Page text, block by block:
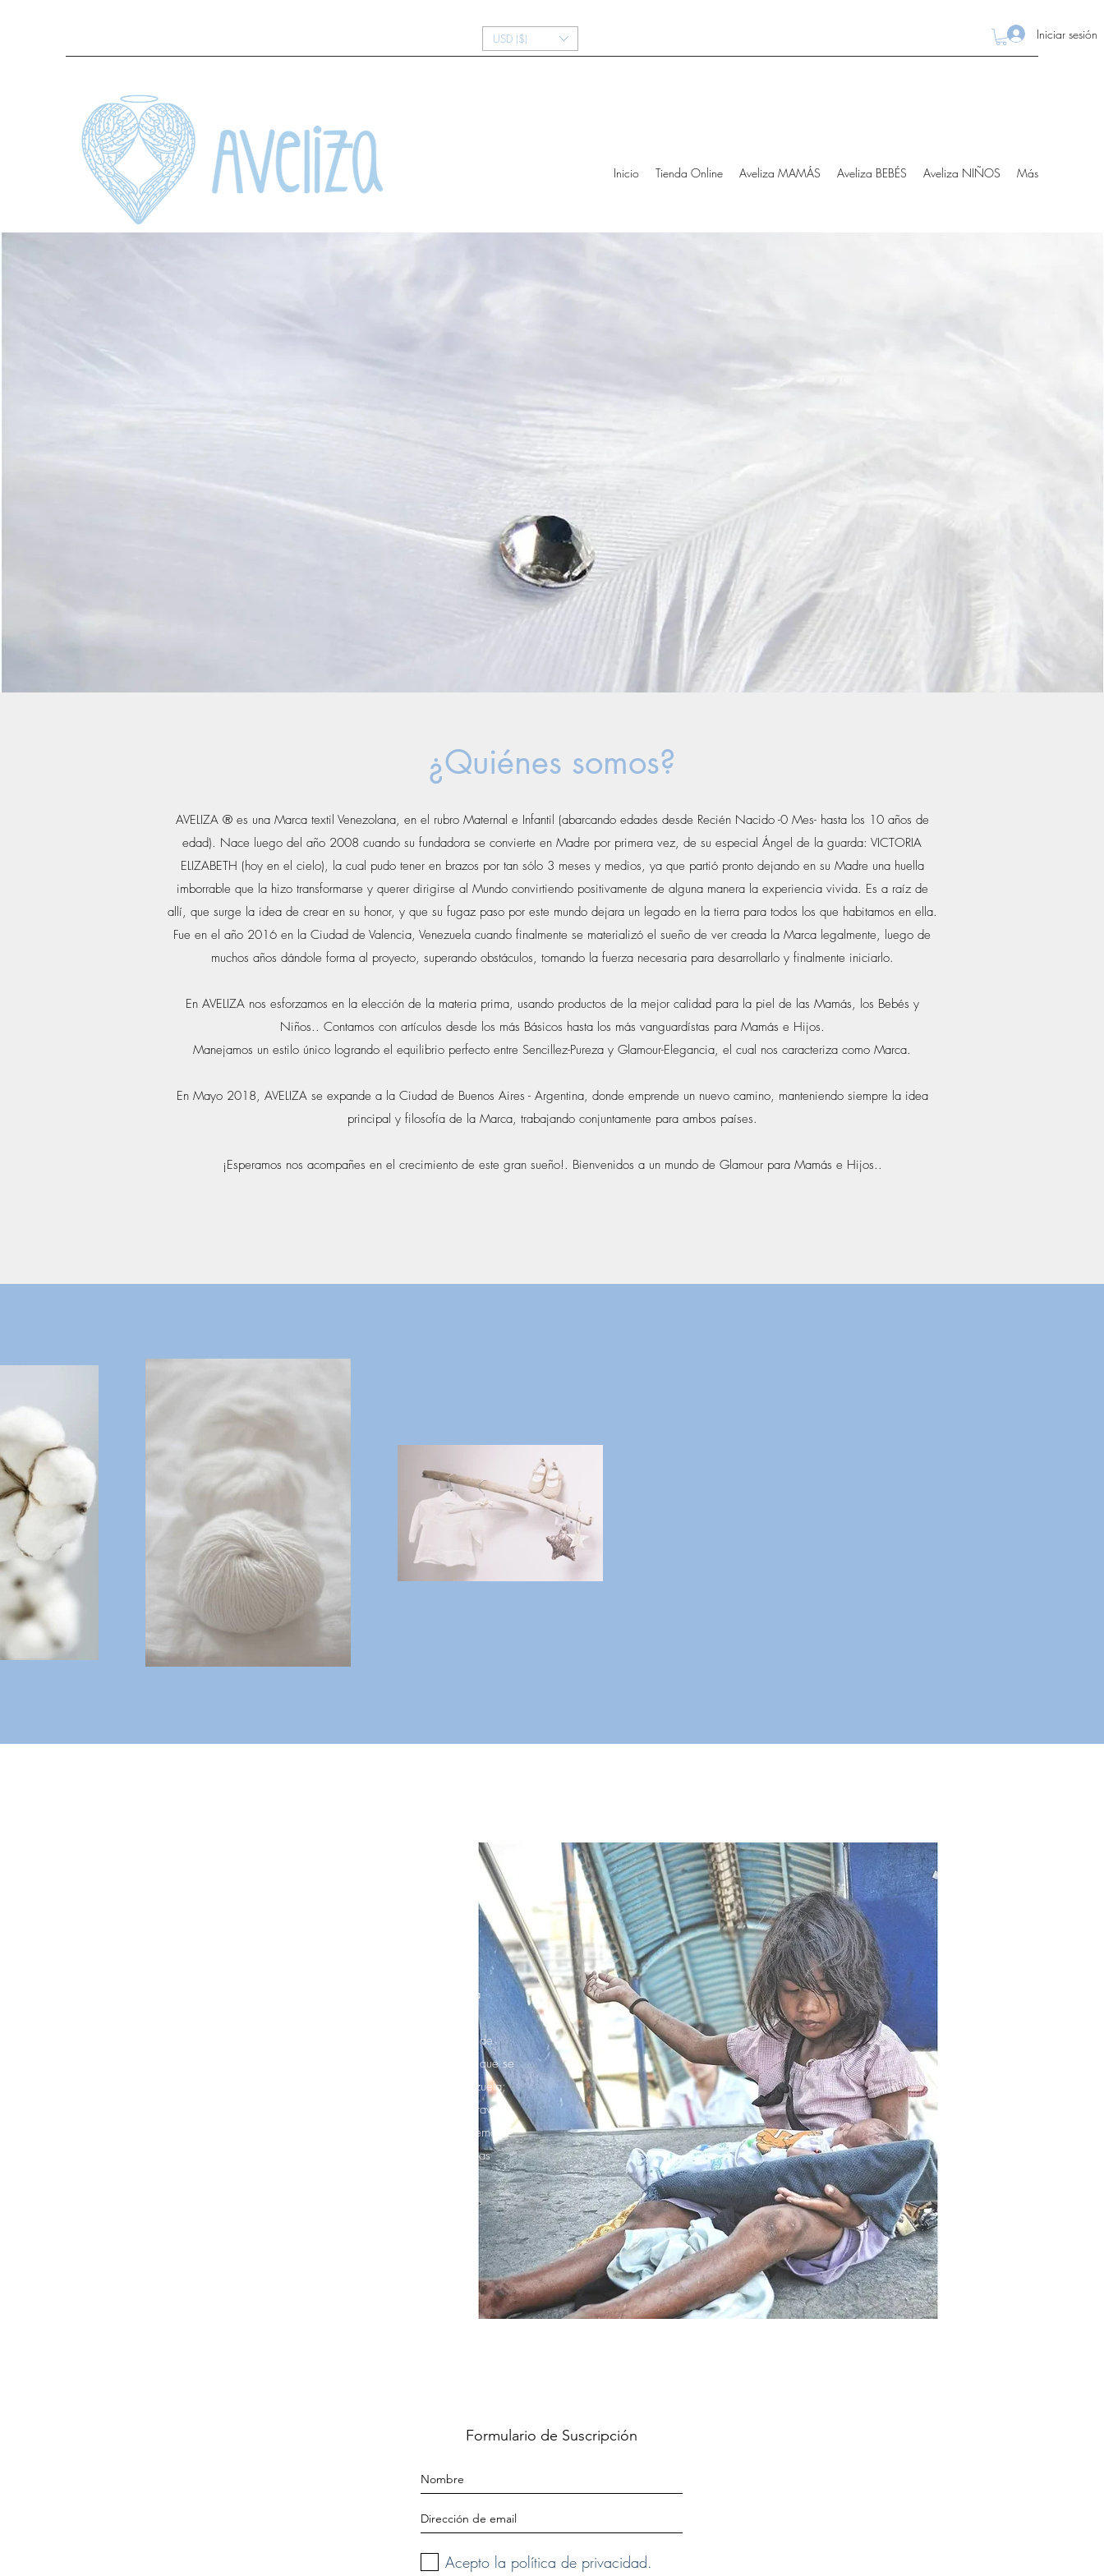
USD ($) Iniciar sesión
Inicio Tienda Online Aveliza MAMÁS Aveliza BEBÉS Aveliza NIÑOS Más
¿Quiénes somos?
AVELIZA ® es una Marca textil Venezolana, en el rubro Maternal e Infantil (abarcando edades desde Recién Nacido -0 Mes- hasta los 10 años de
edad). Nace luego del año 2008 cuando su fundadora se convierte en Madre por primera vez, de su especial Ángel de la guarda: VICTORIA
ELIZABETH (hoy en el cielo), la cual pudo tener en brazos por tan sólo 3 meses y medios, ya que partió pronto dejando en su Madre una huella
imborrable que la hizo transformarse y querer dirigirse al Mundo convirtiendo positivamente de alguna manera la experiencia vivida. Es a raíz de
allí, que surge la idea de crear en su honor, y que su fugaz paso por este mundo dejara un legado en la tierra para todos los que habitamos en ella.
Fue en el año 2016 en la Ciudad de Valencia, Venezuela cuando finalmente se materializó el sueño de ver creada la Marca legalmente, luego de
muchos años dándole forma al proyecto, superando obstáculos, tomando la fuerza necesaria para desarrollarlo y finalmente iniciarlo.
En AVELIZA nos esforzamos en la elección de la materia prima, usando productos de la mejor calidad para la piel de las Mamás, los Bebés y
Niños.. Contamos con artículos desde los más Básicos hasta los más vanguardístas para Mamás e Hijos.
Manejamos un estilo único logrando el equilibrio perfecto entre Sencillez-Pureza y Glamour-Elegancia, el cual nos caracteriza como Marca.
En Mayo 2018, AVELIZA se expande a la Ciudad de Buenos Aires - Argentina, donde emprende un nuevo camino, manteniendo siempre la idea
principal y filosofía de la Marca, trabajando conjuntamente para ambos países.
¡Esperamos nos acompañes en el crecimiento de este gran sueño!. Bienvenidos a un mundo de Glamour para Mamás e Hijos..
La idea principal de crear AVELIZA además de cubrir la
Mamás, Bebés y Niños, es la de llevar una Fundación de
mano de la Marca donde se pueda ayudar a los niños que se
encuentran en situación de Calle en nuestro País: Venezuela;
que podamos brindar ayuda y beneficios obtenidos a través
de un porcentaje de ventas de los productos que ofrecemos.
Y no descartar en un futuro poder a su vez apoyar a otras
Formulario de Suscripción
Acepto la política de privacidad.